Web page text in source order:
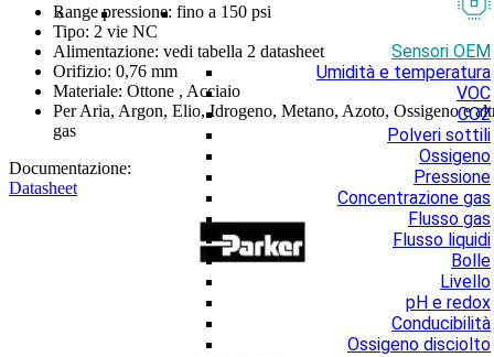
Sensori OEM
Umidità e temperatura
VOC
CO2
Polveri sottili
Ossigeno
Pressione
Concentrazione gas
Flusso gas
Flusso liquidi
Bolle
Livello
pH e redox
Conducibilità
Ossigeno disciolto
Range pressione: fino a 150 psi
Tipo: 2 vie NC
Alimentazione: vedi tabella 2 datasheet
Orifizio: 0,76 mm
Materiale: Ottone , Acciaio
Per Aria, Argon, Elio, Idrogeno, Metano, Azoto, Ossigeno e
gas
Documentazione:
Datasheet